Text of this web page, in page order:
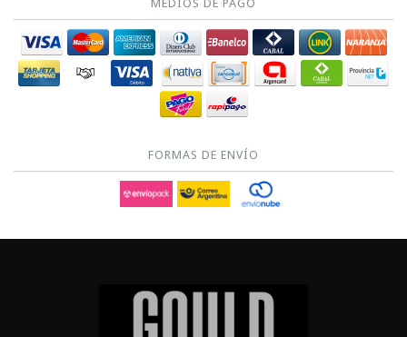
MEDIOS DE PAGO
FORMAS DE ENVÍO